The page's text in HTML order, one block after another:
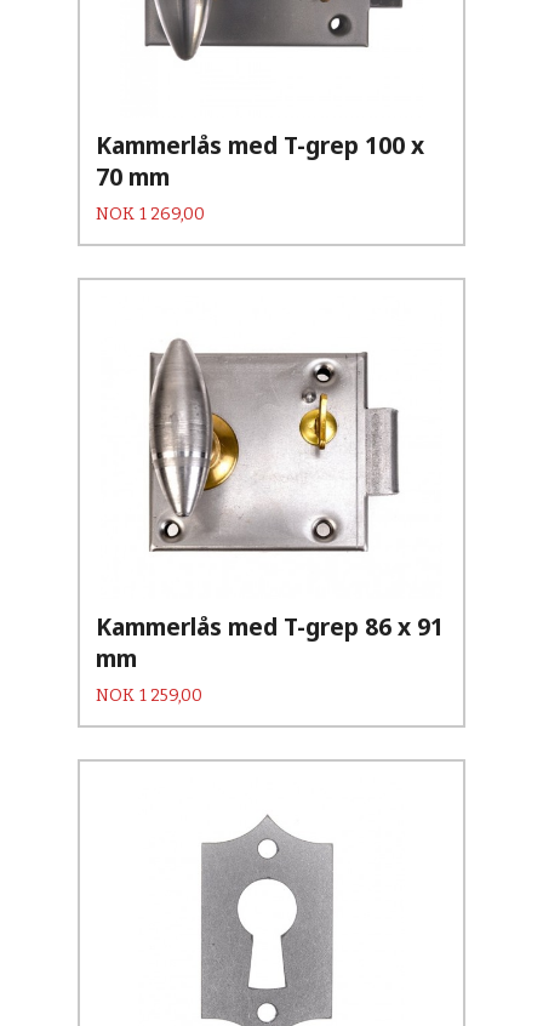
Kammerlås med T-grep 100 x
70 mm
Pris
NOK 1 269,00
Kammerlås med T-grep 86 x 91
mm
Pris
NOK 1 259,00